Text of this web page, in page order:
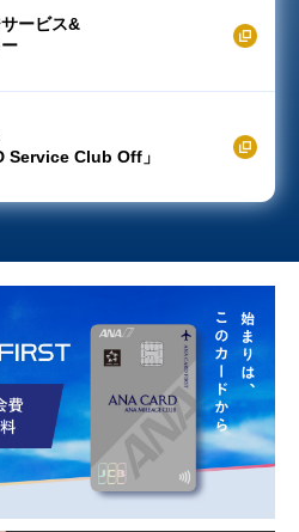
ービス&
Service Club Off」